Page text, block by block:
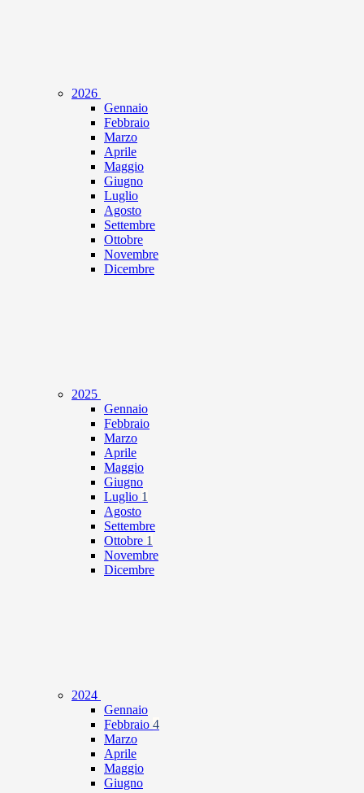
2026
Gennaio
Febbraio
Marzo
Aprile
Maggio
Giugno
Luglio
Agosto
Settembre
Ottobre
Novembre
Dicembre
2025
Gennaio
Febbraio
Marzo
Aprile
Maggio
Giugno
Luglio 1
Agosto
Settembre
Ottobre 1
Novembre
Dicembre
2024
Gennaio
Febbraio 4
Marzo
Aprile
Maggio
Giugno